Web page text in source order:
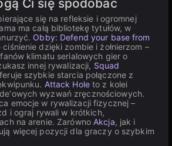
Ci się spodobać
się na refleksie i ogromnej
ma całą bibliotekę tytułów, w
Obby: Defend your base from
dzięki zombie i żołnierzom –
klimatu serialowych gier o
innej rywalizacji, Squad
szybkie starcia połączone z
Attack Holeto z kolei
wyzwań zręcznościowych.
emocje w rywalizacji fizycznej –
i ograj rywali w krótkich,
na arenie. ZarównoAkcja, jak i
więcej pozycji dla graczy o szybkim